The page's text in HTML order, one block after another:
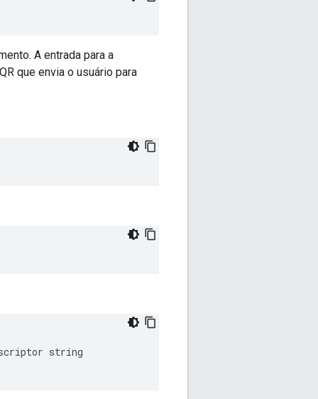
A entrada para a
que envia o usuário para
string